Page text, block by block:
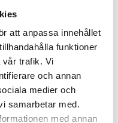
att anpassa innehållet
funktioner
vår trafik. Vi
och annan
medier och
samarbetar med.
med annan
kunden
den själv.
rengörs noggrant
och bänkar. Om
vi dem även